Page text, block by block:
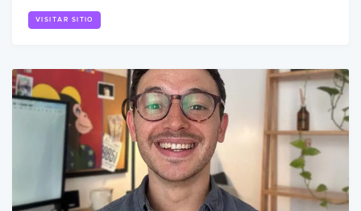
VISITAR SITIO